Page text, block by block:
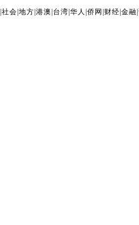
|社会 |地方 |港澳 台湾 |华人 |侨网 财经 |金融 |